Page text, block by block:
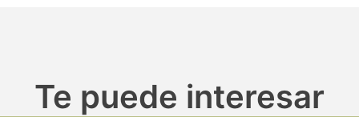
Te puede interesar